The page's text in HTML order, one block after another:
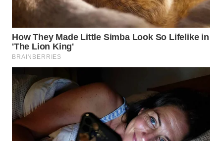
SOLO
BOROBUDUR
WN
MADURA
WN
SURABAYA